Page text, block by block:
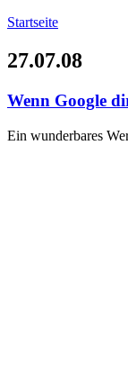
Startseite
27.07.08
Wenn Google
Ein wunderbares